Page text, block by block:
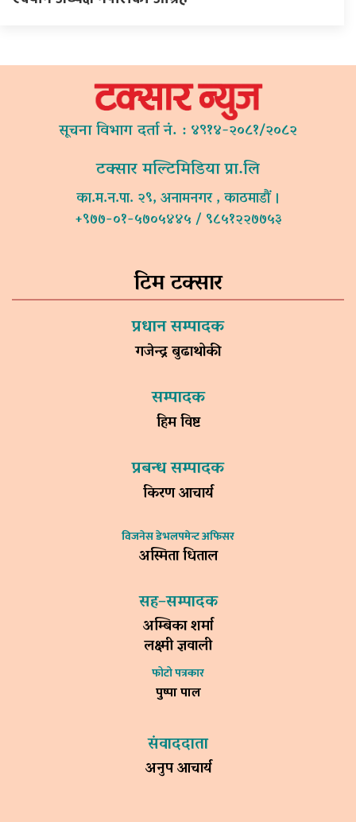
सूचना विभाग दर्ता नं. : ४९१४-२०८१/२०८२
टक्सार मल्टिमिडिया प्रा.लि
का.म.न.पा. २९, अनामनगर , काठमाडौं ।
+९७७-०१-५७०५४४५ / ९८५१२२७७५३
टिम टक्सार
प्रधान सम्पादक
गजेन्द्र बुढाथोकी
सम्पादक
हिम विष्ट
प्रबन्ध सम्पादक
किरण आचार्य
विजनेस डेभलपमेन्ट अफिसर
अस्मिता धिताल
सह–सम्पादक
अम्बिका शर्मा
लक्ष्मी ज्ञवाली
फोटो पत्रकार
पुष्पा पाल
संवाददाता
अनुप आचार्य